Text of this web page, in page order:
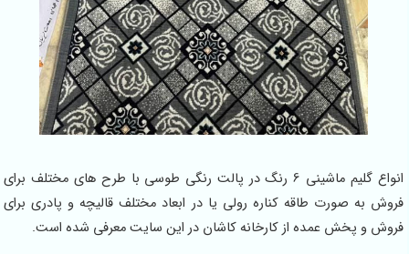
انواع گلیم ماشینی 6 رنگ در پالت رنگی طوسی با طرح های مختلف برای
صورت طاقه کناره رولی یا در ابعاد مختلف قالیچه و پادری برای
و پخش عمده از کارخانه کاشان در این سایت معرفی شده است.